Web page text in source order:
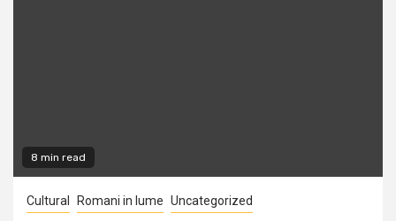
8 min read
Cultural Romani in lume Uncategorized